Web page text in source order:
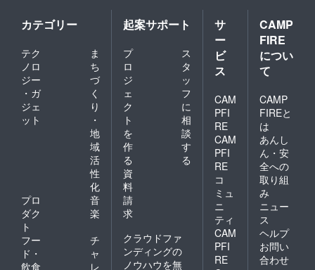
いたし
ます！
カテゴリー
テク
ノロ
ジー
・ガ
ジェ
ット
ま
ち
づ
く
り
・
地
域
活
性
化
プロ
ダク
ト
音
楽
フー
ド・
飲食
チ
ャ
レ
起案サポート
プ
ロ
ジ
ェ
ク
ト
を
作
る
ス
タ
ッ
フ
に
相
談
す
る
資
料
請
求
クラウドファ
ンディングの
ノウハウを無
サ
ー
ビ
ス
CAM
PFI
RE
CAM
PFI
RE
コ
ミュ
ニ
ティ
CAM
PFI
RE
CAMP
FIRE
につい
て
CAMP
FIREと
は
あんし
ん・安
全への
取り組
み
ニュー
ス
ヘルプ
お問い
合わせ